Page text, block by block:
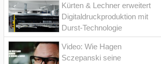
Kürten & Lechner erweitert
Digitaldruckproduktion mit
Durst-Technologie
Video: Wie Hagen
Sczepanski seine